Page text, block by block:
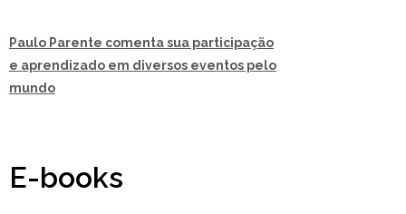
Paulo Parente comenta sua participação
e aprendizado em diversos eventos pelo
mundo
E-books